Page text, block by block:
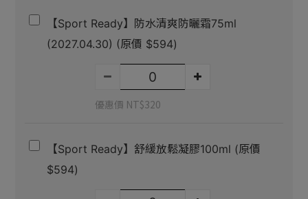
【Sport Ready】防水清爽防曬霜75ml
(2027.04.30) (原價 $594)
優惠價 NT$320
【Sport Ready】舒緩放鬆凝膠100ml (原價
$594)